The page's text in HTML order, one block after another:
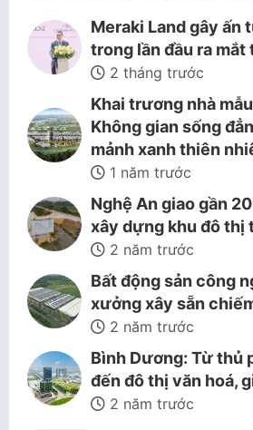
Meraki Land gây ấn
trong lần đầu ra
2 tháng trước
Khai trương nhà
Không gian sống
mảnh xanh thiên
1 năm trước
Nghệ An giao gần
xây dựng khu đô thị
2 năm trước
Bất động sản công
xưởng xây sẵn
2 năm trước
Bình Dương: Từ thủ
đến đô thị văn hoá,
2 năm trước